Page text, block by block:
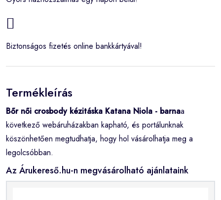
Biztonságos fizetés online bankkártyával!
Termékleírás
Bőr női crosbody kézitáska Katana Niola - barnaa
következő webáruházakban kapható, és portálunknak
köszönhetően megtudhatja, hogy hol vásárolhatja meg a
legolcsóbban.
Az Árukereső.hu-n megvásárolható ajánlataink